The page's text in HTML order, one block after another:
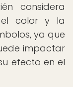
considera
el color y la
ya que
impactar
efecto en el